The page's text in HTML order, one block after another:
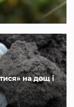
на дощ і